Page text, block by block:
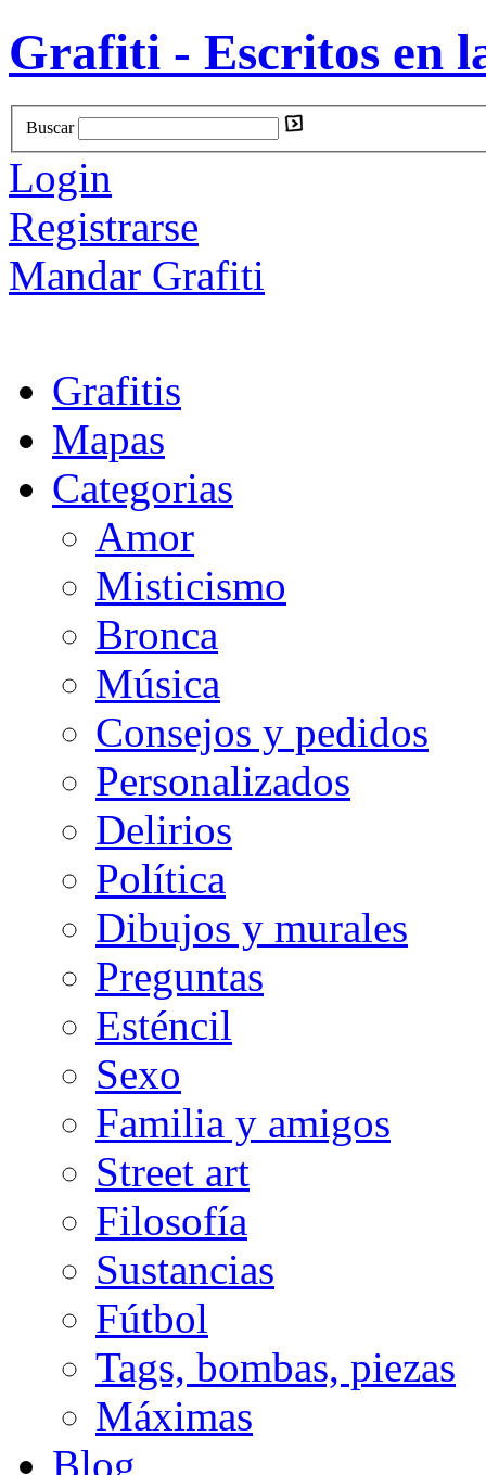
Grafiti - Escritos en
Buscar
Login
Registrarse
Mandar Grafiti
Grafitis
Mapas
Categorias
Amor
Misticismo
Bronca
Música
Consejos y pedidos
Personalizados
Delirios
Política
Dibujos y murales
Preguntas
Esténcil
Sexo
Familia y amigos
Street art
Filosofía
Sustancias
Fútbol
Tags, bombas, piezas
Máximas
Blog